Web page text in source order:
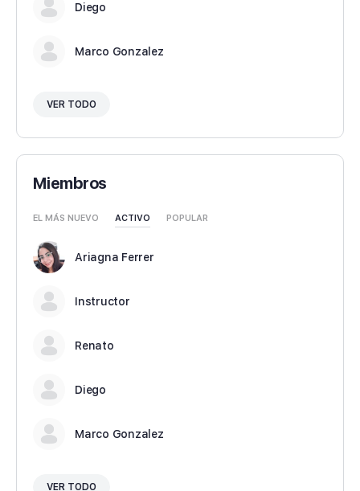
Diego
Marco Gonzalez
VER TODO
Miembros
EL MÁS NUEVO ACTIVO POPULAR
Ariagna Ferrer
Instructor
Renato
Diego
Marco Gonzalez
VER TODO